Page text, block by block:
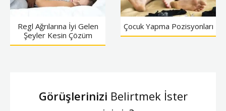
Regl Ağrılarına İyi Gelen
Şeyler Kesin Çözüm
Çocuk Yapma Pozisyonları
Görüşlerinizi Belirtmek İster